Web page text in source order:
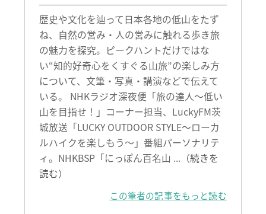
歴史や文化を辿って日本各地の低山をたず
ね、自然の営み・人の営みに触れる歩き旅
の魅力を探究。ピークハントだけではな
い“知的好奇心をくすぐる山旅”の楽しみ方
について、文筆・写真・講演などで伝えて
いる。 NHKラジオ深夜便「旅の達人～低い
山を目指せ！」コーナー担当、LuckyFM茨
城放送「LUCKY OUTDOOR STYLE～ローカ
ルハイクを楽しもう～」番組パーソナリテ
ィ。NHKBSP「にっぽん百名山 ...（続きを
読む）
この筆者の記事をもっと読む